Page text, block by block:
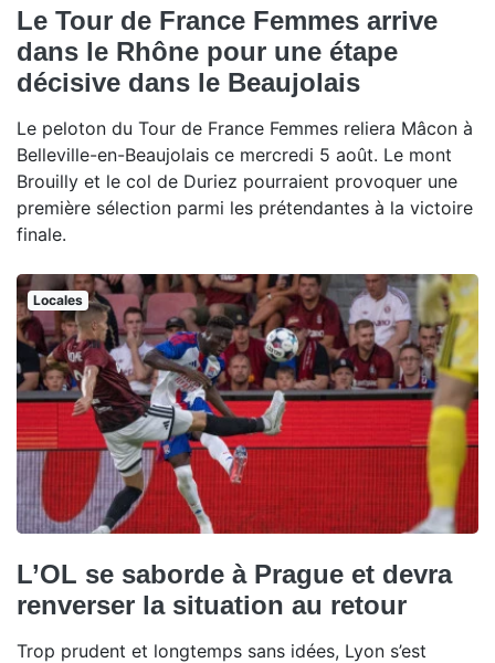
Le Tour de France Femmes arrive
dans le Rhône pour une étape
décisive dans le Beaujolais
Le peloton du Tour de France Femmes reliera Mâcon à
Belleville-en-Beaujolais ce mercredi 5 août. Le mont
Brouilly et le col de Duriez pourraient provoquer une
première sélection parmi les prétendantes à la victoire
finale.
Locales
L’OL se saborde à Prague et devra
renverser la situation au retour
Trop prudent et longtemps sans idées, Lyon s’est